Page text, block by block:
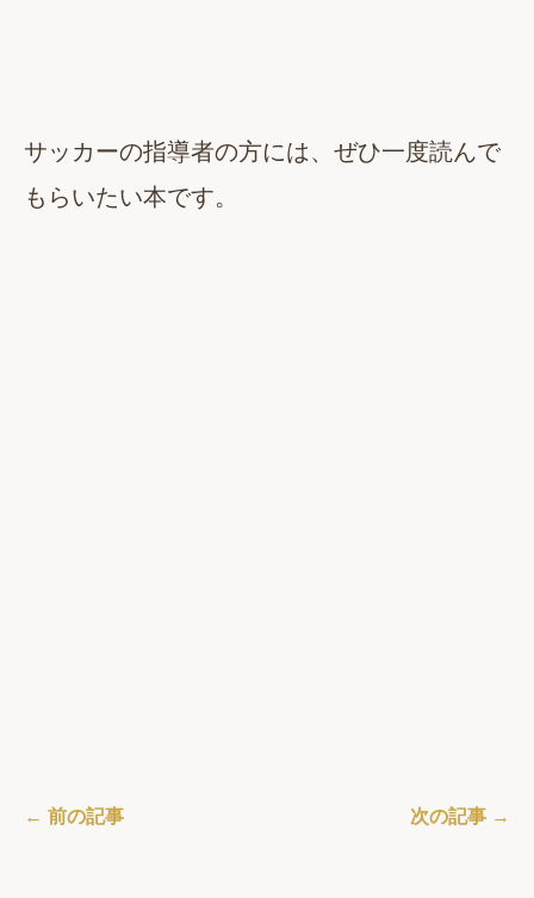
サッカーの指導者の方には、ぜひ一度読んで
もらいたい本です。
← 前の記事 次の記事 →